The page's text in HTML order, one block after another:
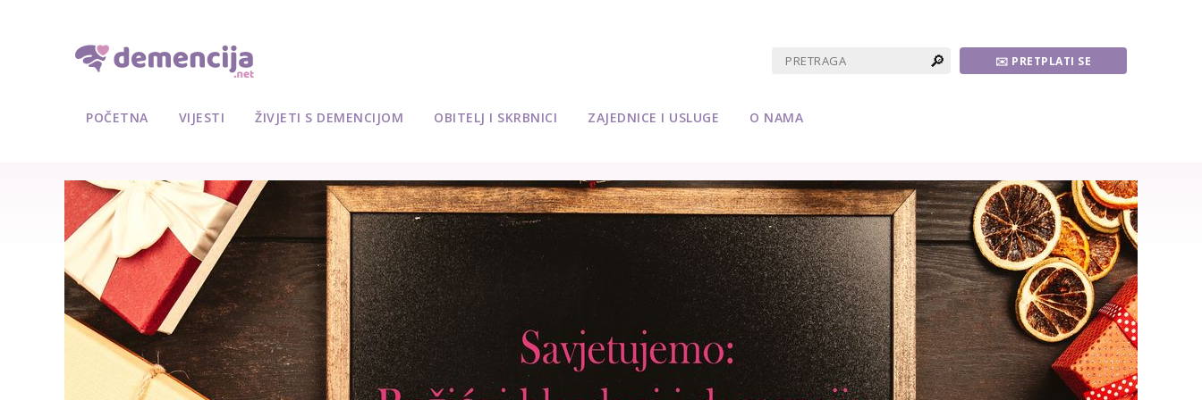
🔎 ✉️ PRETPLATI SE
POČETNA VIJESTI ŽIVJETI S DEMENCIJOM OBITELJ I SKRBNICI ZAJEDNICE I USLUGE O NAMA